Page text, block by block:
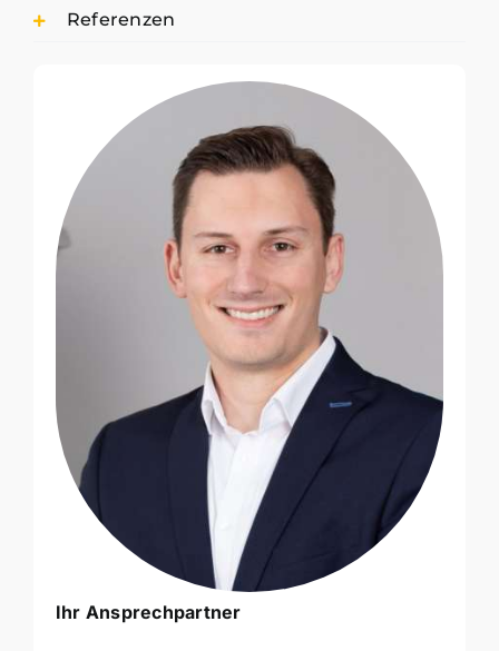
Referenzen
Ihr Ansprechpartner